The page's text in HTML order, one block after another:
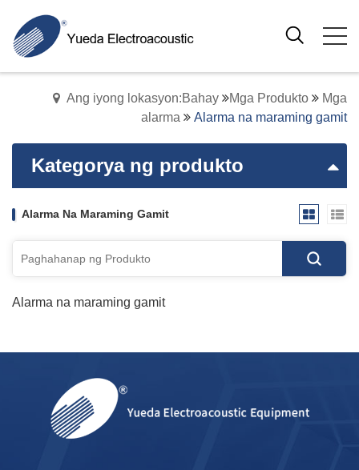
Ang iyong lokasyon:Bahay Mga Produkto
Mga
alarma
Alarma na maraming gamit
Kategorya ng produkto
Alarma Na Maraming Gamit
Alarma na maraming gamit